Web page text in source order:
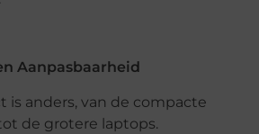
Aanpasbaarheid
is anders, van de compacte
de grotere laptops.